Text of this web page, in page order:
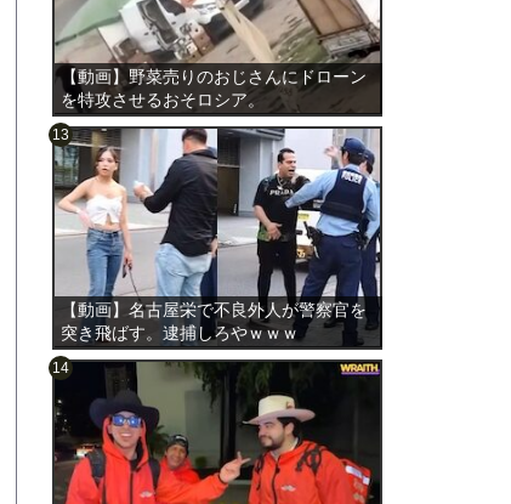
【動画】野菜売りのおじさんにドローン
を特攻させるおそロシア。
【動画】名古屋栄で不良外人が警察官を
突き飛ばす。逮捕しろやｗｗｗ